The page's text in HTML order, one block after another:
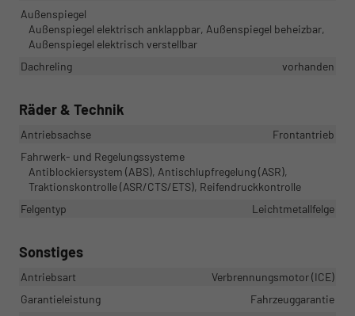
Außenspiegel
Außenspiegel elektrisch anklappbar, Außenspiegel beheizbar,
Außenspiegel elektrisch verstellbar
Dachreling
vorhanden
Räder & Technik
Antriebsachse
Frontantrieb
Fahrwerk- und Regelungssysteme
Antiblockiersystem (ABS), Antischlupfregelung (ASR),
Traktionskontrolle (ASR/CTS/ETS), Reifendruckkontrolle
Felgentyp
Leichtmetallfelge
Sonstiges
Antriebsart
Verbrennungsmotor (ICE)
Garantieleistung
Fahrzeuggarantie